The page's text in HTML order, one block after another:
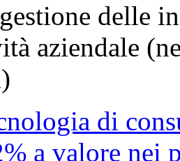
delle
aziendale